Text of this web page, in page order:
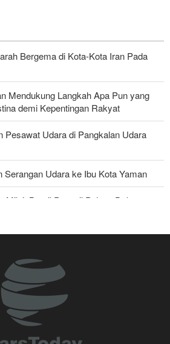
Bergema di Kota-Kota Iran Pada
Mendukung Langkah Apa Pun yang
demi Kepentingan Rakyat
Pesawat Udara di Pangkalan Udara
Udara ke Ibu Kota Yaman
Brasil Panggil Pulang Dubes
Tanker Minyak Saudi
dan Mengapa Iran Tetap